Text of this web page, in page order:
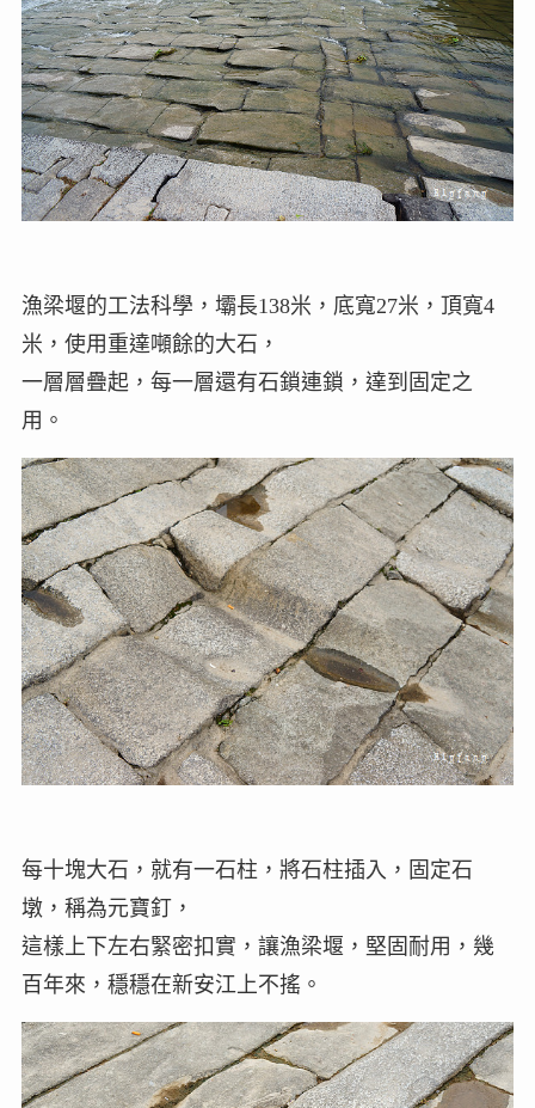
漁梁堰的工法科學，壩長138米，底寬27米，頂寬4
米，使用重達噸餘的大石，
一層層疊起，每一層還有石鎖連鎖，達到固定之
用。
每十塊大石，就有一石柱，將石柱插入，固定石
墩，稱為元寶釘，
這樣上下左右緊密扣實，讓漁梁堰，堅固耐用，幾
百年來，穩穩在新安江上不搖。